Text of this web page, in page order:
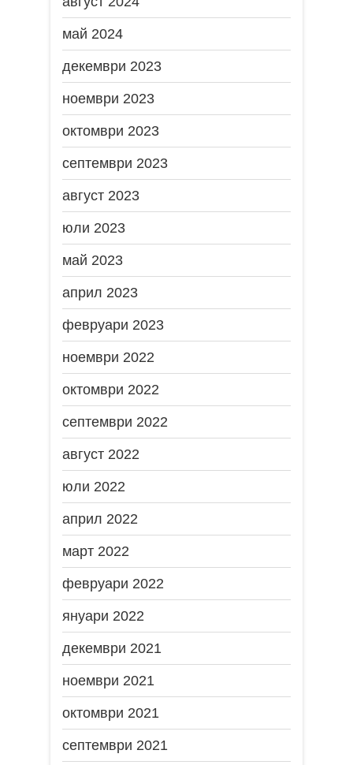
май 2024
декември 2023
ноември 2023
октомври 2023
септември 2023
август 2023
юли 2023
май 2023
април 2023
февруари 2023
ноември 2022
октомври 2022
септември 2022
август 2022
юли 2022
април 2022
март 2022
февруари 2022
януари 2022
декември 2021
ноември 2021
октомври 2021
септември 2021